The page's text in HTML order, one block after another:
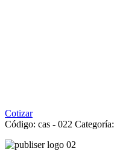
Cotizar
Código: cas - 022 Categoría: